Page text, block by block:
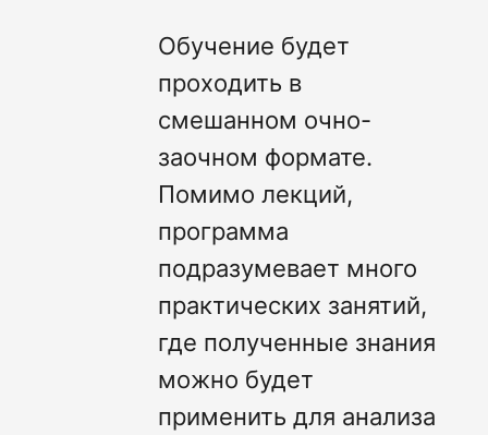
Обучение будет
проходить в
смешанном очно-
заочном формате.
Помимо лекций,
программа
подразумевает много
практических занятий,
где полученные знания
можно будет
применить для анализа